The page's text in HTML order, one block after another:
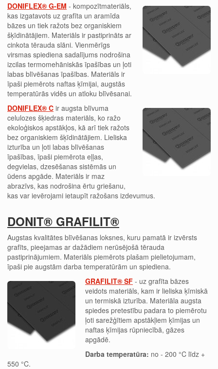
DONIFLEX® G-EM - kompozītmateriāls,
kas izgatavots uz grafīta un aramīda
bāzes un tiek ražots bez organiskiem
šķīdinātājiem. Materiāls ir pastiprināts ar
cinkota tērauda slāni. Vienmērīgs
virsmas spiediena sadalījums nodrošina
izcilas termomehāniskās īpašības un ļoti
labas blīvēšanas īpašības. Materiāls ir
īpaši piemērots naftas ķīmijai, augstās
temperatūrās vidēs un atloku blīvēsanai.
DONIFLEX® C ir augsta blīvuma
celulozes šķiedras materiāls, ko ražo
ekoloģiskos apstākļos, kā arī tiek ražots
bez organiskiem šķīdinātājiem. Lieliska
izturība un ļoti labas blīvēšanas
īpašības, īpaši piemērota eļļas,
degvielas, dzesēšanas sistēmās un
ūdens apgāde. Materiāls ir maz
abrazīvs, kas nodrošina ērtu griešanu,
kas var ievērojami ietaupīt ražošans izdevumus.
DONIT® GRAFILIT®
Augstas kvalitātes blīvēšanas loksnes, kuru pamatā ir izvērsts
grafīts, pieejamas ar dažādiem nerūsējošā tērauda
pastiprinājumiem. Materiāls piemērots plašam pielietojumam,
īpaši pie augstām darba temperatūrām un spiediena.
GRAFILIT® SF - uz grafīta bāzes
veidots materiāls, kam ir lieliska ķīmiskā
un termiskā izturība. Materiāla augsta
spiedes pretestību padara to piemērotu
ļoti sarežģītiem apstākļiem ķīmijas un
naftas ķīmijas rūpniecībā, gāzes
apgādē.
Darba temperatūra: no - 200 °C līdz +
550 °C.